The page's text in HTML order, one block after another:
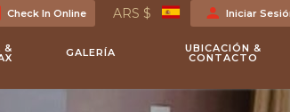
& GALERÍA UBICACIÓN &
CONTACTO
Check In Online ARS $ Iniciar